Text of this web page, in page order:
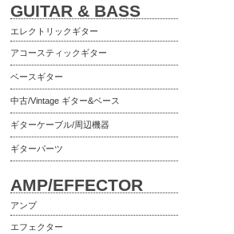
GUITAR & BASS
エレクトリックギター
アコースティックギター
ベースギター
中古/Vintage ギター&ベース
ギターケーブル/周辺機器
ギターパーツ
AMP/EFFECTOR
アンプ
エフェクター